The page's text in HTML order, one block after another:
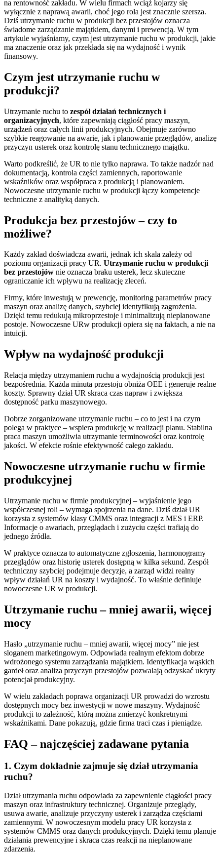
na rentowność zakładu. W wielu firmach wciąż kojarzy się
wyłącznie z naprawą awarii, choć jego rola jest znacznie szersza.
Dziś utrzymanie ruchu w produkcji bez przestojów oznacza
świadome zarządzanie majątkiem, danymi i prewencją. W tym
artykule wyjaśniamy, czym jest utrzymanie ruchu w produkcji, jakie
ma znaczenie oraz jak przekłada się na wydajność i wynik
finansowy.
Czym jest utrzymanie ruchu w
produkcji?
Utrzymanie ruchu to zespół działań technicznych i
organizacyjnych, które zapewniają ciągłość pracy maszyn,
urządzeń oraz całych linii produkcyjnych. Obejmuje zarówno
szybkie reagowanie na awarie, jak i planowanie przeglądów, analizę
przyczyn usterek oraz kontrolę stanu technicznego majątku.
Warto podkreślić, że UR to nie tylko naprawa. To także nadzór nad
dokumentacją, kontrola części zamiennych, raportowanie
wskaźników oraz współpraca z produkcją i planowaniem.
Nowoczesne utrzymanie ruchu w produkcji łączy kompetencje
techniczne z analityką danych.
Produkcja bez przestojów – czy to
możliwe?
Każdy zakład doświadcza awarii, jednak ich skala zależy od
poziomu organizacji pracy UR. Utrzymanie ruchu w produkcji
bez przestojów nie oznacza braku usterek, lecz skuteczne
ograniczanie ich wpływu na realizację zleceń.
Firmy, które inwestują w prewencję, monitoring parametrów pracy
maszyn oraz analizę danych, szybciej identyfikują zagrożenia.
Dzięki temu redukują mikroprzestoje i minimalizują nieplanowane
postoje. Nowoczesne URw produkcji opiera się na faktach, a nie na
intuicji.
Wpływ na wydajność produkcji
Relacja między utrzymaniem ruchu a wydajnością produkcji jest
bezpośrednia. Każda minuta przestoju obniża OEE i generuje realne
koszty. Sprawny dział UR skraca czas napraw i zwiększa
dostępność parku maszynowego.
Dobrze zorganizowane utrzymanie ruchu – co to jest i na czym
polega w praktyce – wspiera produkcję w realizacji planu. Stabilna
praca maszyn umożliwia utrzymanie terminowości oraz kontrolę
jakości. W efekcie rośnie efektywność całego zakładu.
Nowoczesne utrzymanie ruchu w firmie
produkcyjnej
Utrzymanie ruchu w firmie produkcyjnej – wyjaśnienie jego
współczesnej roli – wymaga spojrzenia na dane. Dziś dział UR
korzysta z systemów klasy CMMS oraz integracji z MES i ERP.
Informacje o awariach, przeglądach i zużyciu części trafiają do
jednego źródła.
W praktyce oznacza to automatyczne zgłoszenia, harmonogramy
przeglądów oraz historię usterek dostępną w kilka sekund. Zespół
techniczny szybciej podejmuje decyzje, a zarząd widzi realny
wpływ działań UR na koszty i wydajność. To właśnie definiuje
nowoczesne UR w produkcji.
Utrzymanie ruchu – mniej awarii, więcej
mocy
Hasło „utrzymanie ruchu – mniej awarii, więcej mocy” nie jest
sloganem marketingowym. Odpowiada realnym efektom dobrze
wdrożonego systemu zarządzania majątkiem. Identyfikacja wąskich
gardeł oraz analiza przyczyn przestojów pozwalają odzyskać ukryty
potencjał produkcyjny.
W wielu zakładach poprawa organizacji UR prowadzi do wzrostu
dostępnych mocy bez inwestycji w nowe maszyny. Wydajność
produkcji to zależność, którą można zmierzyć konkretnymi
wskaźnikami. Dane pokazują, gdzie firma traci czas i pieniądze.
FAQ – najczęściej zadawane pytania
1. Czym dokładnie zajmuje się dział utrzymania
ruchu?
Dział utrzymania ruchu odpowiada za zapewnienie ciągłości pracy
maszyn oraz infrastruktury technicznej. Organizuje przeglądy,
usuwa awarie, analizuje przyczyny usterek i zarządza częściami
zamiennymi. W nowoczesnym modelu pracy UR korzysta z
systemów CMMS oraz danych produkcyjnych. Dzięki temu planuje
działania prewencyjne i skraca czas reakcji na nieplanowane
zdarzenia.